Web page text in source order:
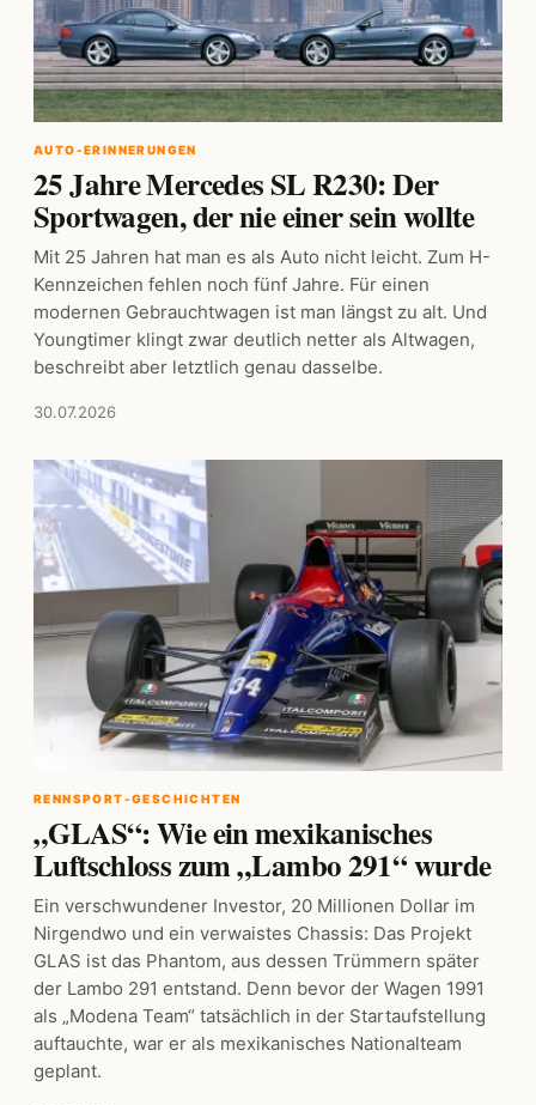
AUTO-ERINNERUNGEN
25 Jahre Mercedes SL R230: Der
Sportwagen, der nie einer sein wollte
Mit 25 Jahren hat man es als Auto nicht leicht. Zum H-
Kennzeichen fehlen noch fünf Jahre. Für einen
modernen Gebrauchtwagen ist man längst zu alt. Und
Youngtimer klingt zwar deutlich netter als Altwagen,
beschreibt aber letztlich genau dasselbe.
30.07.2026
RENNSPORT-GESCHICHTEN
„GLAS“: Wie ein mexikanisches
Luftschloss zum „Lambo 291“ wurde
Ein verschwundener Investor, 20 Millionen Dollar im
Nirgendwo und ein verwaistes Chassis: Das Projekt
GLAS ist das Phantom, aus dessen Trümmern später
der Lambo 291 entstand. Denn bevor der Wagen 1991
als „Modena Team“ tatsächlich in der Startaufstellung
auftauchte, war er als mexikanisches Nationalteam
geplant.